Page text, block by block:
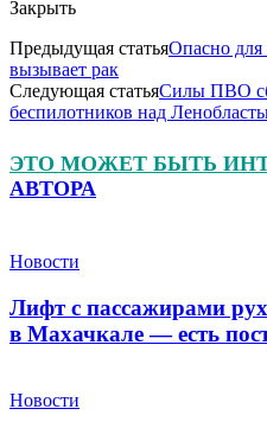
Закрыть
Предыдущая статьяОпасно для
вызывает рак
Следующая статьяСилы ПВО
беспилотников над
ЭТО МОЖЕТ БЫТЬ
АВТОРА
Новости
Лифт с пассажирами
в Махачкале — есть
Новости